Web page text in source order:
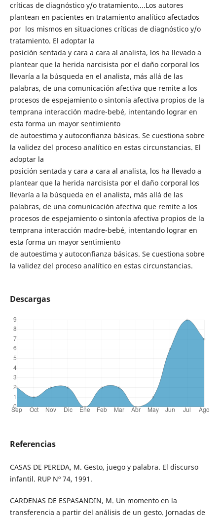
críticas de diagnóstico y/o tratamiento....Los autores
plantean en pacientes en tratamiento analítico afectados
por los mismos en situaciones críticas de diagnóstico y/o
tratamiento. El adoptar la
posición sentada y cara a cara al analista, los ha llevado a
plantear que la herida narcisista por el daño corporal los
llevaría a la búsqueda en el analista, más allá de las
palabras, de una comunicación afectiva que remite a los
procesos de espejamiento o sintonía afectiva propios de la
temprana interacción madre-bebé, intentando lograr en
esta forma un mayor sentimiento
de autoestima y autoconfianza básicas. Se cuestiona sobre
la validez del proceso analítico en estas circunstancias. El
adoptar la
posición sentada y cara a cara al analista, los ha llevado a
plantear que la herida narcisista por el daño corporal los
llevaría a la búsqueda en el analista, más allá de las
palabras, de una comunicación afectiva que remite a los
procesos de espejamiento o sintonía afectiva propios de la
temprana interacción madre-bebé, intentando lograr en
esta forma un mayor sentimiento
de autoestima y autoconfianza básicas. Se cuestiona sobre
la validez del proceso analítico en estas circunstancias.
Descargas
Referencias
CASAS DE PEREDA, M. Gesto, juego y palabra. El discurso
infantil. RUP Nº 74, 1991.
CARDENAS DE ESPASANDIN, M. Un momento en la
transferencia a partir del análisis de un gesto. Jornadas de